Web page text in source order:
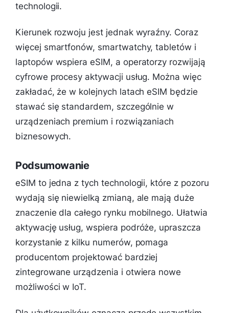
technologii.
Kierunek rozwoju jest jednak wyraźny. Coraz
więcej smartfonów, smartwatchy, tabletów i
laptopów wspiera eSIM, a operatorzy rozwijają
cyfrowe procesy aktywacji usług. Można więc
zakładać, że w kolejnych latach eSIM będzie
stawać się standardem, szczególnie w
urządzeniach premium i rozwiązaniach
biznesowych.
Podsumowanie
eSIM to jedna z tych technologii, które z pozoru
wydają się niewielką zmianą, ale mają duże
znaczenie dla całego rynku mobilnego. Ułatwia
aktywację usług, wspiera podróże, upraszcza
korzystanie z kilku numerów, pomaga
producentom projektować bardziej
zintegrowane urządzenia i otwiera nowe
możliwości w IoT.